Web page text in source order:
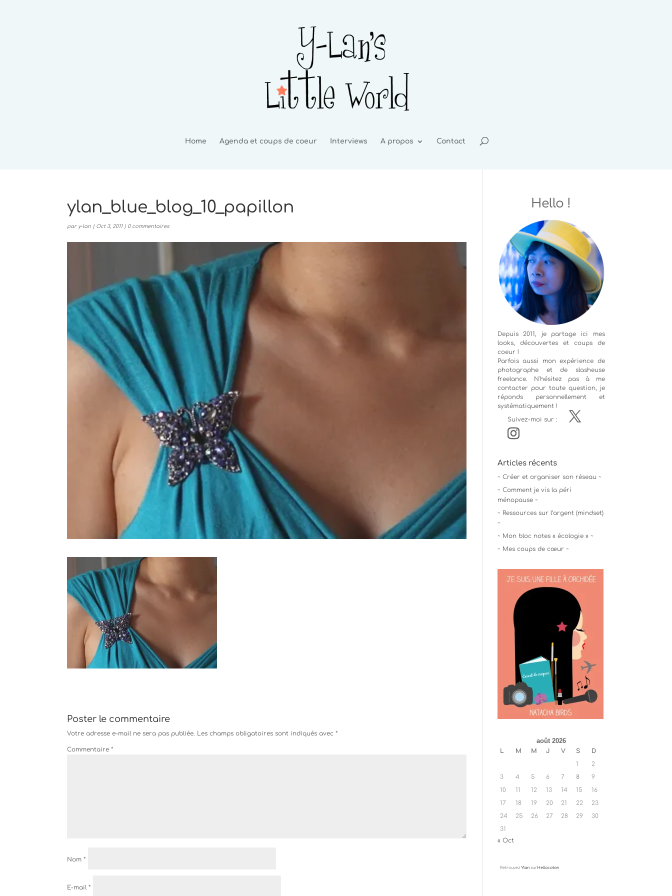
Home Agenda et coups de coeur Interviews A propos Contact
ylan_blue_blog_10_papillon
par y-lan | Oct 3, 2011| 0 commentaires
Poster le commentaire
Votre adresse e-mail ne sera pas publiée. Les champs obligatoires sont indiqués avec*
Commentaire*
Nom*
E-mail*
Hello !
Depuis 2011, je partage ici mes
looks, découvertes et coups de
coeur !
Parfois aussi mon expérience de
photographeet de slasheuse
freelance. N'hésitez pas à me
contacter pour toute question, je
réponds personnellement et
systématiquement !
Suivez-moi sur :
Articles récents
~ Créer et organiser son réseau ~
~ Comment je vis la péri
ménopause ~
~ Ressources sur l’argent (mindset)
~
~ Mon bloc notes « écologie » ~
~ Mes coups de cœur ~
août 2026
L M M J V S
D
1
2
3
4 5 6 7 8
9
10
11 12 13 14 15
16
17
18 19 20 21 22
23
24
25 26 27 28 29
30
31
« Oct
Retrouvez Ylansur Hellocoton